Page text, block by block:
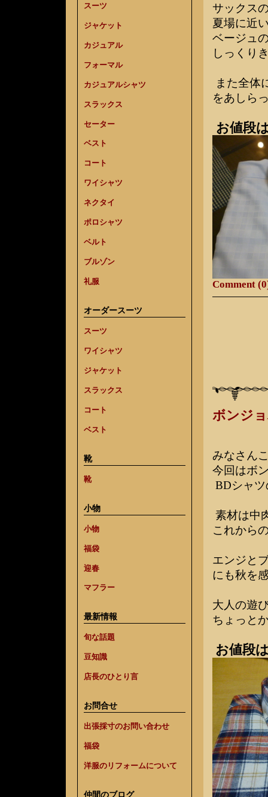
スーツ
ジャケット
カジュアル
フォーマル
カジュアルシャツ
スラックス
セーター
ベスト
コート
ワイシャツ
ネクタイ
ポロシャツ
ベルト
ブルゾン
礼服
オーダースーツ
スーツ
ワイシャツ
ジャケット
スラックス
コート
ベスト
靴
靴
小物
小物
福袋
迎春
マフラー
最新情報
旬な話題
豆知識
店長のひとり言
お問合せ
出張採寸のお問い合わせ
福袋
洋服のリフォームについて
仲間のブログ
サックス
夏場に近
ベージュ
しっくり
また全体
をあしら
お値段
Comment
ボンジ
みなさん
今回はボ
BDシャ
素材は中
これから
エンジと
にも秋を
大人の遊
ちょっと
お値段